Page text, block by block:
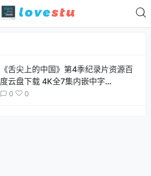
《舌尖上的中国》第4季纪录片资源百
度云盘下载 4K全7集内嵌中字
MP4/52G
0 0